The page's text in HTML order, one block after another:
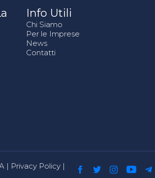
Info Utili
Chi Siamo
Per le Imprese
News
Contatti
| Privacy Policy |